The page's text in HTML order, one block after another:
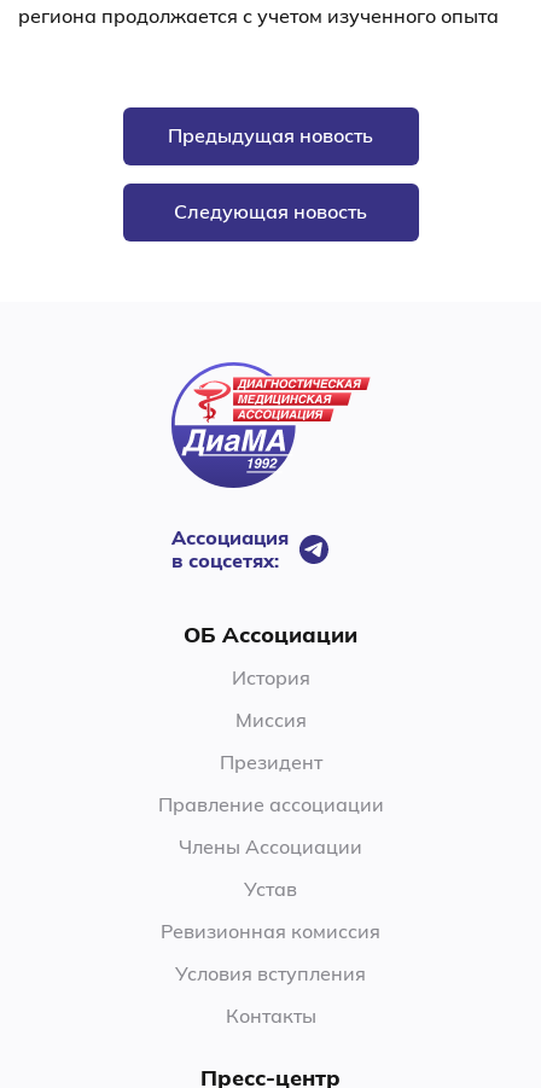
региона продолжается с учетом изученного опыта
Предыдущая новость
Следующая новость
Ассоциация
в соцсетях:
ОБ Ассоциации
История
Миссия
Президент
Правление ассоциации
Члены Ассоциации
Устав
Ревизионная комиссия
Условия вступления
Контакты
Пресс-центр